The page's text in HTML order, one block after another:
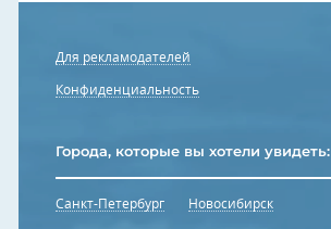
Для рекламодателей
Конфиденциальность
Города, которые вы хотели увидеть:
Санкт-Петербург Новосибирск